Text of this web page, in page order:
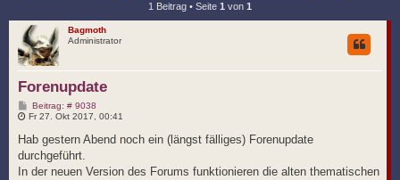
1 Beitrag • Seite 1 von 1
Bagmoth
Administrator
Forenupdate
Beitrag: # 9038B
e
t
g
Fr 27. Okt 2017, 00:41
Hab gestern Abend noch ein (längst fälliges) Forenupdate
durchgeführt.
In der neuen Version des Forums funktionieren die alten thematischen